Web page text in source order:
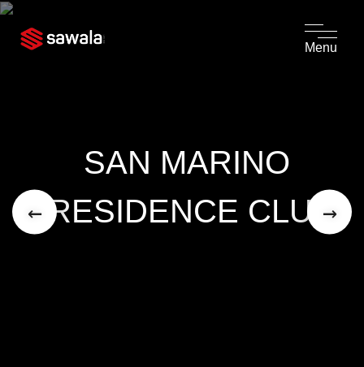
Menu
← →
SAN MARINO
RESIDENCE CLUB